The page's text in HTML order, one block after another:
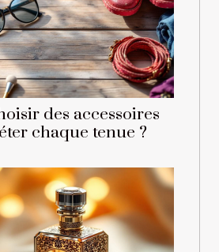
des accessoires
chaque tenue ?